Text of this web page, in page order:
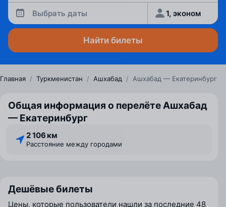
Выбрать даты 1, эконом
Найти билеты
Главная / Туркменистан / Ашхабад / Ашхабад — Екатеринбург
Общая информация о перелёте Ашхабад
— Екатеринбург
2 106 км
Расстояние между городами
Дешёвые билеты
Цены, которые пользователи нашли за последние 48